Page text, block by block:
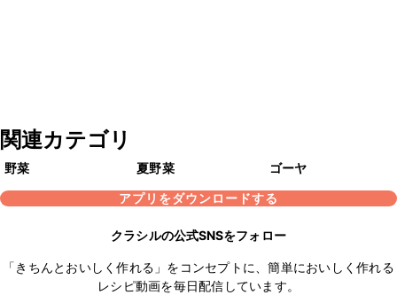
関連カテゴリ
野菜 夏野菜
ゴーヤ
アプリをダウンロードする
クラシルの公式SNSをフォロー
「きちんとおいしく作れる」をコンセプトに、簡単においしく作れる
レシピ動画を毎日配信しています。